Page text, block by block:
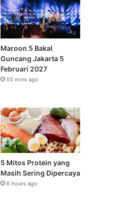
Maroon 5 Bakal
Guncang Jakarta 5
Februari 2027
55 mins ago
5 Mitos Protein yang
Masih Sering Dipercaya
6 hours ago